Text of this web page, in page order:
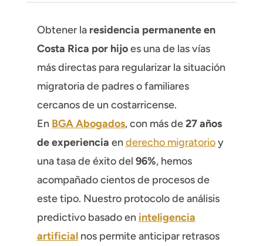
Obtener la residencia permanente en
Costa Rica por hijoes una de las vías
más directas para regularizar la situación
migratoria de padres o familiares
cercanos de un costarricense.
En BGA Abogados, con más de27 años
de experiencia en derecho migratorioy
una tasa de éxito del 96%, hemos
acompañado cientos de procesos de
este tipo. Nuestro protocolo de análisis
predictivo basado en inteligencia
artificialnos permite anticipar retrasos